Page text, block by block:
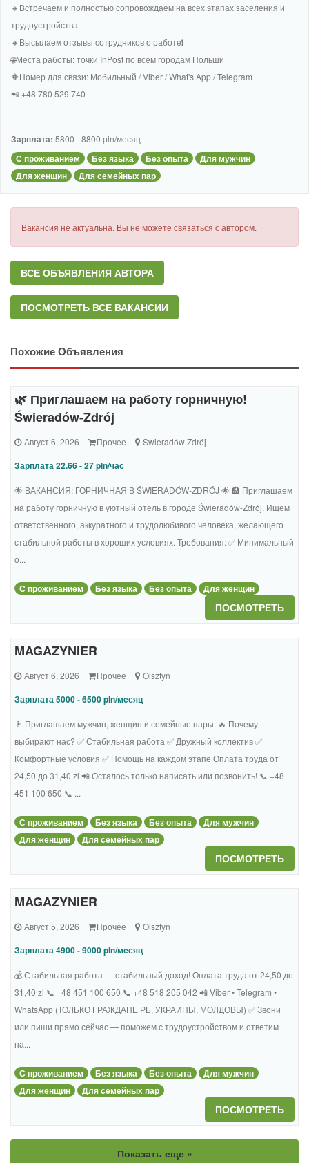
🔸Встречаем и полностью сопровождаем на всех этапах заселения и
трудоустройства
🔸Высылаем отзывы сотрудников о работе❗
🌐Места работы: точки InPost по всем городам Польши
🔶Номер для связи: Мобильный / Viber / What's App / Telegram
📲 +48 780 529 740
Зарплата: 5800 - 8800 pln/месяц
С проживанием Без языка Без опыта
Для мужчин
Для женщин
Для семейных пар
Вакансия не актуальна. Вы не можете связаться с автором.
ВСЕ ОБЪЯВЛЕНИЯ АВТОРА
ПОСМОТРЕТЬ ВСЕ ВАКАНСИИ
Похожие Объявления
🌿 Приглашаем на работу горничную!
Świeradów-Zdrój
Август 6, 2026 Прочее Świeradów Zdrój
Зарплата 22.66 - 27 pln/час
🌟 ВАКАНСИЯ: ГОРНИЧНАЯ В ŚWIERADÓW-ZDRÓJ 🌟 🏨 Приглашаем
на работу горничную в уютный отель в городе Świeradów-Zdrój. Ищем
ответственного, аккуратного и трудолюбивого человека, желающего
стабильной работы в хороших условиях. Требования: ✅ Минимальный
о...
С проживанием Без языка Без опыта Для женщин
ПОСМОТРЕТЬ
MAGAZYNIER
Август 6, 2026 Прочее Olsztyn
Зарплата 5000 - 6500 pln/месяц
👨 Приглашаем мужчин, женщин и семейные пары. 🔥 Почему
выбирают нас? ✅ Стабильная работа ✅ Дружный коллектив ✅
Комфортные условия ✅ Помощь на каждом этапе Оплата труда от
24,50 до 31,40 zl 📲 Осталось только написать или позвонить! 📞 +48
451 100 650 📞 ...
С проживанием Без языка Без опыта
Для мужчин
Для женщин
Для семейных пар
ПОСМОТРЕТЬ
MAGAZYNIER
Август 5, 2026 Прочее Olsztyn
Зарплата 4900 - 9000 pln/месяц
💰 Стабильная работа — стабильный доход! Оплата труда от 24,50 до
31,40 zl 📞 +48 451 100 650 📞 +48 518 205 042 📲 Viber • Telegram •
WhatsApp (ТОЛЬКО ГРАЖДАНЕ РБ, УКРАИНЫ, МОЛДОВЫ) ✅ Звони
или пиши прямо сейчас — поможем с трудоустройством и ответим
на...
С проживанием Без языка Без опыта
Для мужчин
Для женщин
Для семейных пар
ПОСМОТРЕТЬ
Показать еще »